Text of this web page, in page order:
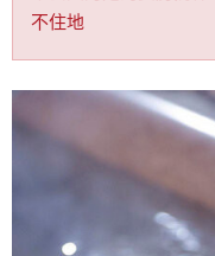
不住地